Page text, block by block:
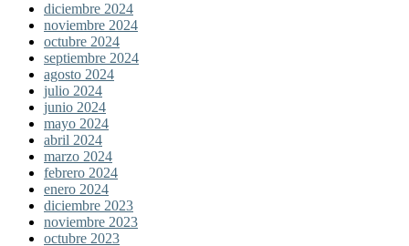
diciembre 2024
noviembre 2024
octubre 2024
septiembre 2024
agosto 2024
julio 2024
junio 2024
mayo 2024
abril 2024
marzo 2024
febrero 2024
enero 2024
diciembre 2023
noviembre 2023
octubre 2023